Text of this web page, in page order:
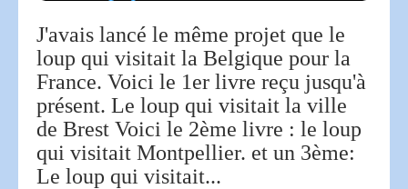
J'avais lancé le même projet que le
loup qui visitait la Belgique pour la
France. Voici le 1er livre reçu jusqu'à
présent. Le loup qui visitait la ville
de Brest Voici le 2ème livre : le loup
qui visitait Montpellier. et un 3ème:
Le loup qui visitait...